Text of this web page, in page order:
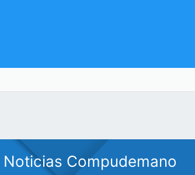
Noticias Compudemano